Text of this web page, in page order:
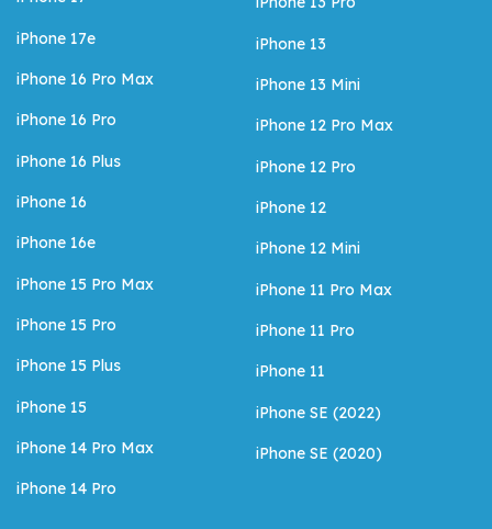
iPhone 17e
iPhone 16 Pro Max
iPhone 16 Pro
iPhone 16 Plus
iPhone 16
iPhone 16e
iPhone 15 Pro Max
iPhone 15 Pro
iPhone 15 Plus
iPhone 15
iPhone 14 Pro Max
iPhone 14 Pro
iPhone 13
iPhone 13 Mini
iPhone 12 Pro Max
iPhone 12 Pro
iPhone 12
iPhone 12 Mini
iPhone 11 Pro Max
iPhone 11 Pro
iPhone 11
iPhone SE (2022)
iPhone SE (2020)